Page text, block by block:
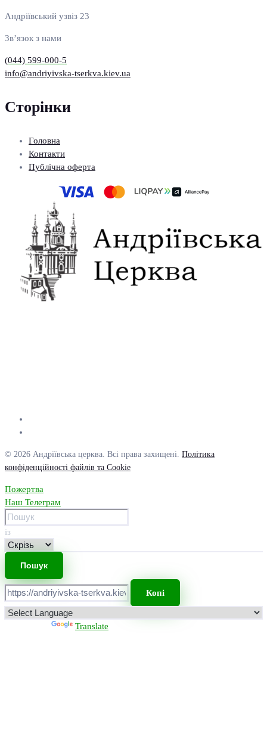
Андріївський узвіз 23
Зв’язок з нами
(044) 599-000-5
info@andriyivska-tserkva.kiev.ua
Сторінки
Головна
Контакти
Публічна оферта
© 2026 Андріївська церква. Всі права захищені. Політика
конфіденційності файлів та Cookie
Пожертва
Наш Телеграм
із
Копі
Translate